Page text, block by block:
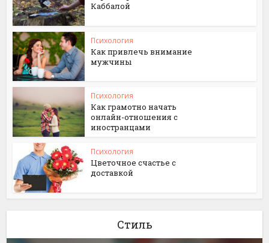
Каббалой
Психология
Как привлечь внимание
мужчины
Психология
Как грамотно начать
онлайн-отношения с
иностранцами
Психология
Цветочное счастье с
доставкой
Стиль